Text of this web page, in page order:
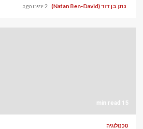
נתן בן דוד (Natan Ben-David) 2 ימים ago
15 min read
טכנולוגיה